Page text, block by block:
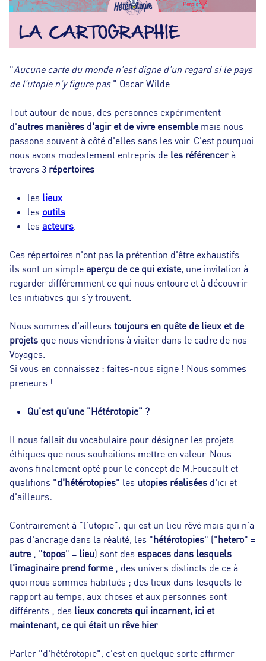
LA CARTOGRAPHIE
"Aucune carte du monde n’est digne d’un regard si le pays
de l’utopie n’y figure pas." Oscar Wilde
Tout autour de nous, des personnes expérimentent
d'autres manières d'agir et de vivre ensemblemais nous
passons souvent à côté d'elles sans les voir. C'est pourquoi
nous avons modestement entrepris de les référencerà
travers 3 répertoires
les lieux
les outils
les acteurs
Ces répertoires n'ont pas la prétention d'être exhaustifs :
ils sont un simple aperçu de ce qui existe, une invitation à
regarder différemment ce qui nous entoure et à découvrir
les initiatives qui s'y trouvent.
Nous sommes d'ailleurs toujours en quête de lieux et de
projets que nous viendrions à visiter dans le cadre de nos
Voyages.
Si vous en connaissez : faites-nous signe ! Nous sommes
preneurs !
Qu'est qu'une "Hétérotopie" ?
Il nous fallait du vocabulaire pour désigner les projets
éthiques que nous souhaitions mettre en valeur. Nous
avons finalement opté pour le concept de M.Foucault et
qualifions "d'hétérotopies" les utopies réalisées d'ici et
d'ailleurs.
Contrairement à "l'utopie", qui est un lieu rêvé mais qui n'a
pas d'ancrage dans la réalité, les "hétérotopies" ("hetero" =
autre ; "topos" = lieu) sont des espaces dans lesquels
l'imaginaire prend forme; des univers distincts de ce à
quoi nous sommes habitués ; des lieux dans lesquels le
rapport au temps, aux choses et aux personnes sont
différents ; des lieux concrets qui incarnent, ici et
maintenant, ce qui était un rêve hier.
Parler "d'hétérotopie", c'est en quelque sorte affirmer